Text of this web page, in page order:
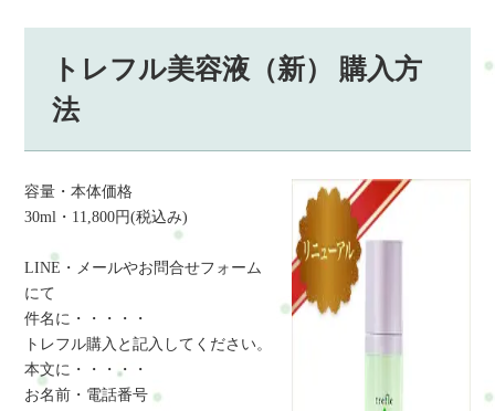
トレフル美容液（新） 購入方
法
容量・本体価格
30ml・11,800円(税込み)
LINE・メールやお問合せフォーム
にて
件名に・・・・・
トレフル購入と記入してください。
本文に・・・・・
お名前・電話番号